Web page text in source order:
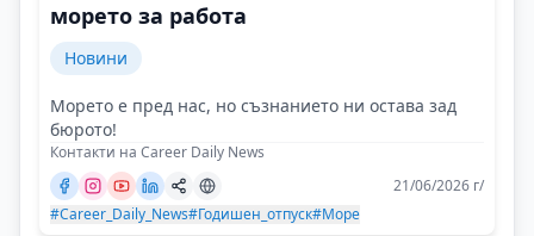
морето за работа
Новини
Морето е пред нас, но съзнанието ни остава зад
бюрото!
Контакти на Career Daily News
21/06/2026 г/
#Career_Daily_News#Годишен_отпуск#Море